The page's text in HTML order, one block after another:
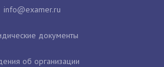
документы
об организации